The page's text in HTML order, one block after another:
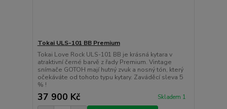
Tokai ULS-101 BB Premium
Tokai Love Rock ULS-101 BB je krásná kytara v
atraktivní černé barvě z řady Premium. Vintage
snímače GOTOH mají hutný zvuk a nosný tón, který
očekáváte od tohoto typu kytary. Zaváděcí sleva 5
% !
37 900 Kč Skladem 1